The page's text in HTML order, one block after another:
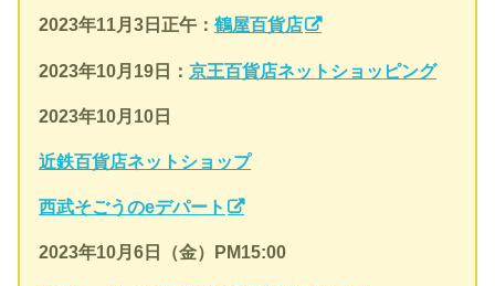
2023年11月3日正午：鶴屋百貨店
2023年10月19日：京王百貨店ネットショッピング
2023年10月10日
近鉄百貨店ネットショップ
西武そごうのeデパート
2023年10月6日（金）PM15:00